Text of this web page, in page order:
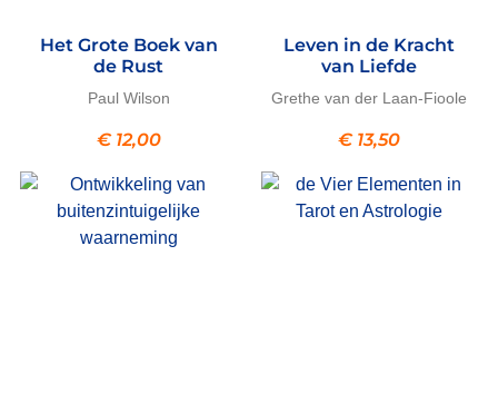
Het Grote Boek van
de Rust
Paul Wilson
€12,00
Leven in de Kracht
van Liefde
Grethe van der Laan-Fioole
€13,50